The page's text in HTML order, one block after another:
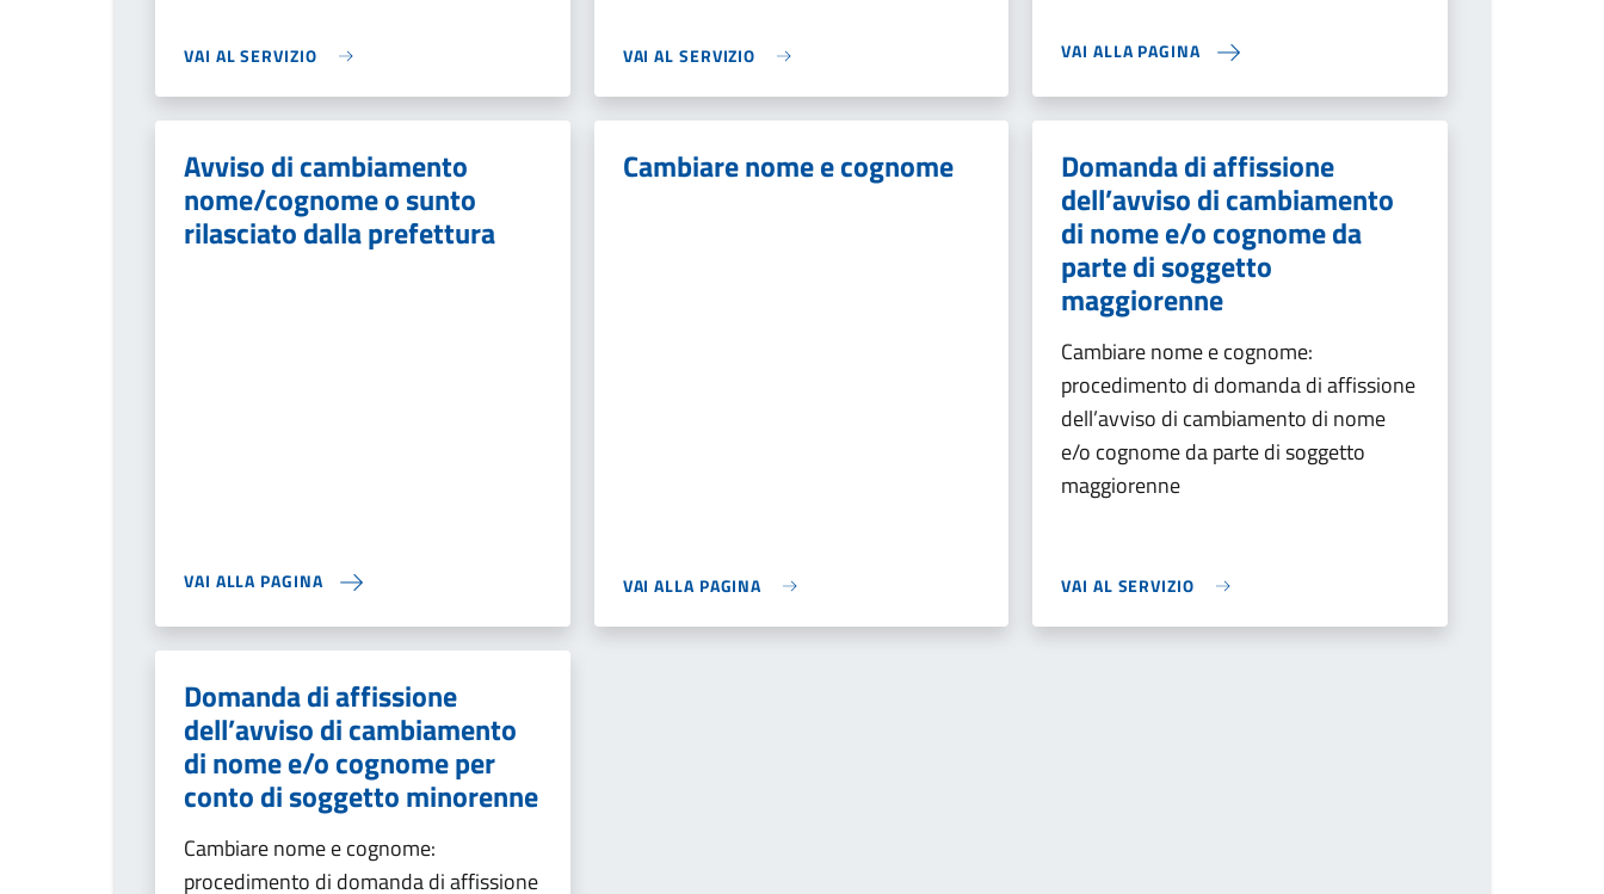
VAI AL SERVIZIO VAI AL SERVIZIO VAI ALLA PAGINA
Avviso di cambiamento
nome/cognome o sunto
rilasciato dalla prefettura
VAI ALLA PAGINA
Cambiare nome e cognome
VAI ALLA PAGINA
Domanda di affissione
dell’avviso di cambiamento
di nome e/o cognome da
parte di soggetto
maggiorenne
Cambiare nome e cognome:
procedimento di domanda di affissione
dell’avviso di cambiamento di nome
e/o cognome da parte di soggetto
maggiorenne
VAI AL SERVIZIO
Domanda di affissione
dell’avviso di cambiamento
di nome e/o cognome per
conto di soggetto minorenne
Cambiare nome e cognome:
procedimento di domanda di affissione